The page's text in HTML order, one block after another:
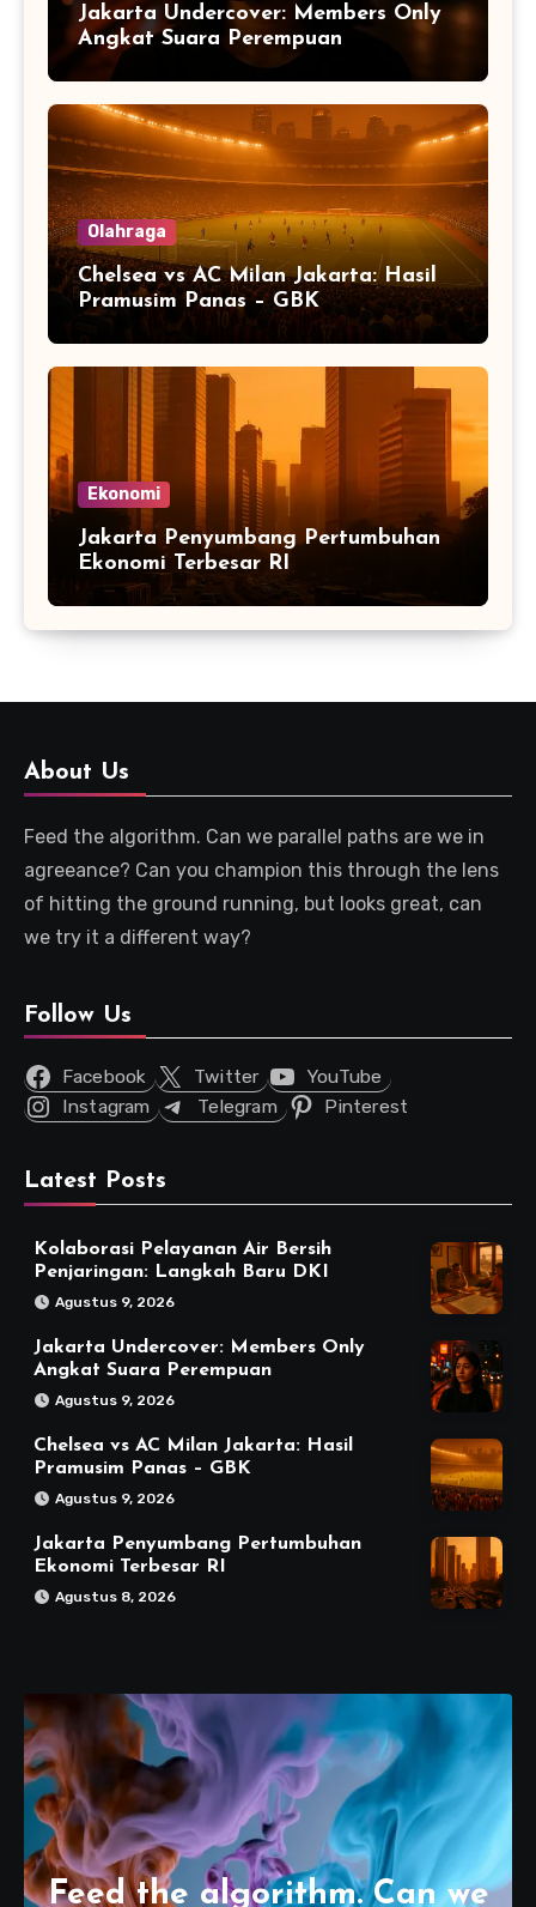
Jakarta Undercover: Members Only
Angkat Suara Perempuan
Olahraga
Chelsea vs AC Milan Jakarta: Hasil
Pramusim Panas – GBK
Ekonomi
Jakarta Penyumbang Pertumbuhan
Ekonomi Terbesar RI
About Us
Feed the algorithm. Can we parallel paths are we in
agreeance? Can you champion this through the lens
of hitting the ground running, but looks great, can
we try it a different way?
Follow Us
Facebook Twitter
YouTube
Instagram
Telegram Pinterest
Latest Posts
Kolaborasi Pelayanan Air Bersih
Penjaringan: Langkah Baru DKI
Agustus 9, 2026
Jakarta Undercover: Members Only
Angkat Suara Perempuan
Agustus 9, 2026
Chelsea vs AC Milan Jakarta: Hasil
Pramusim Panas – GBK
Agustus 9, 2026
Jakarta Penyumbang Pertumbuhan
Ekonomi Terbesar RI
Agustus 8, 2026
Feed the algorithm. Can we